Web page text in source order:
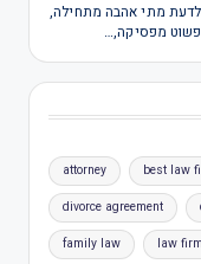
לדעת מתי אהבה מתחילה,
מפסיקה,…
attorney best law
divorce agreement
family law law firm